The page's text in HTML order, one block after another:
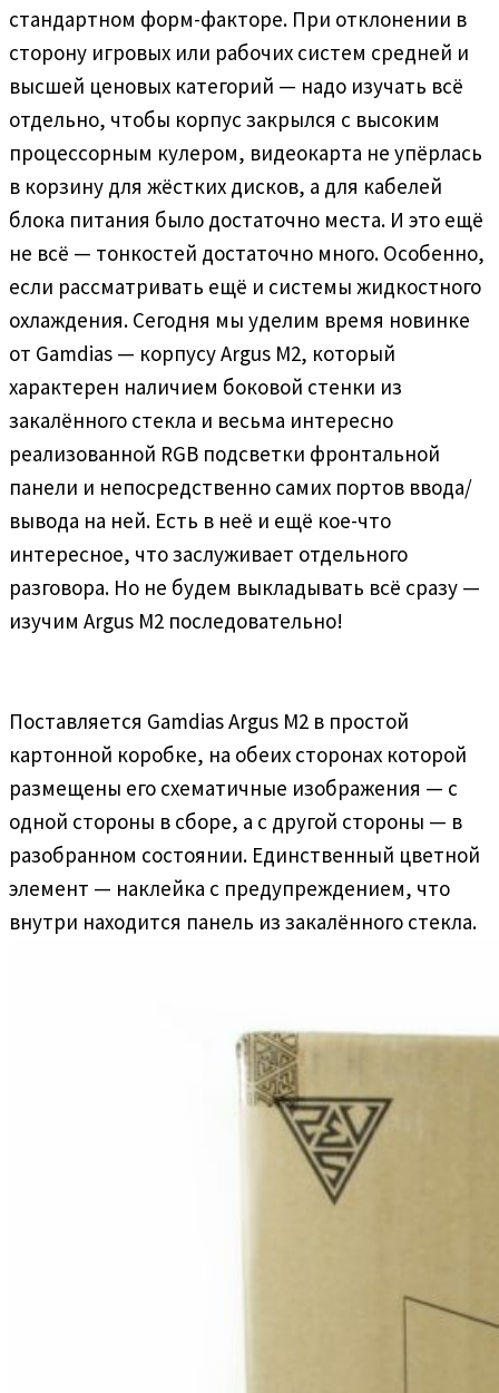
стандартном форм-факторе. При отклонении в
сторону игровых или рабочих систем средней и
высшей ценовых категорий — надо изучать всё
отдельно, чтобы корпус закрылся с высоким
процессорным кулером, видеокарта не упёрлась
в корзину для жёстких дисков, а для кабелей
блока питания было достаточно места. И это ещё
не всё — тонкостей достаточно много. Особенно,
если рассматривать ещё и системы жидкостного
охлаждения. Сегодня мы уделим время новинке
от Gamdias — корпусу Argus M2, который
характерен наличием боковой стенки из
закалённого стекла и весьма интересно
реализованной RGB подсветки фронтальной
панели и непосредственно самих портов ввода/
вывода на ней. Есть в неё и ещё кое-что
интересное, что заслуживает отдельного
разговора. Но не будем выкладывать всё сразу —
изучим Argus M2 последовательно!
Поставляется Gamdias Argus M2 в простой
картонной коробке, на обеих сторонах которой
размещены его схематичные изображения — с
одной стороны в сборе, а с другой стороны — в
разобранном состоянии. Единственный цветной
элемент — наклейка с предупреждением, что
внутри находится панель из закалённого стекла.